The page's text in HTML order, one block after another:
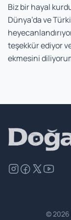
Biz bir hayal
Dünya’da ve
teşekkür ediyor
ekmesini
© 2026